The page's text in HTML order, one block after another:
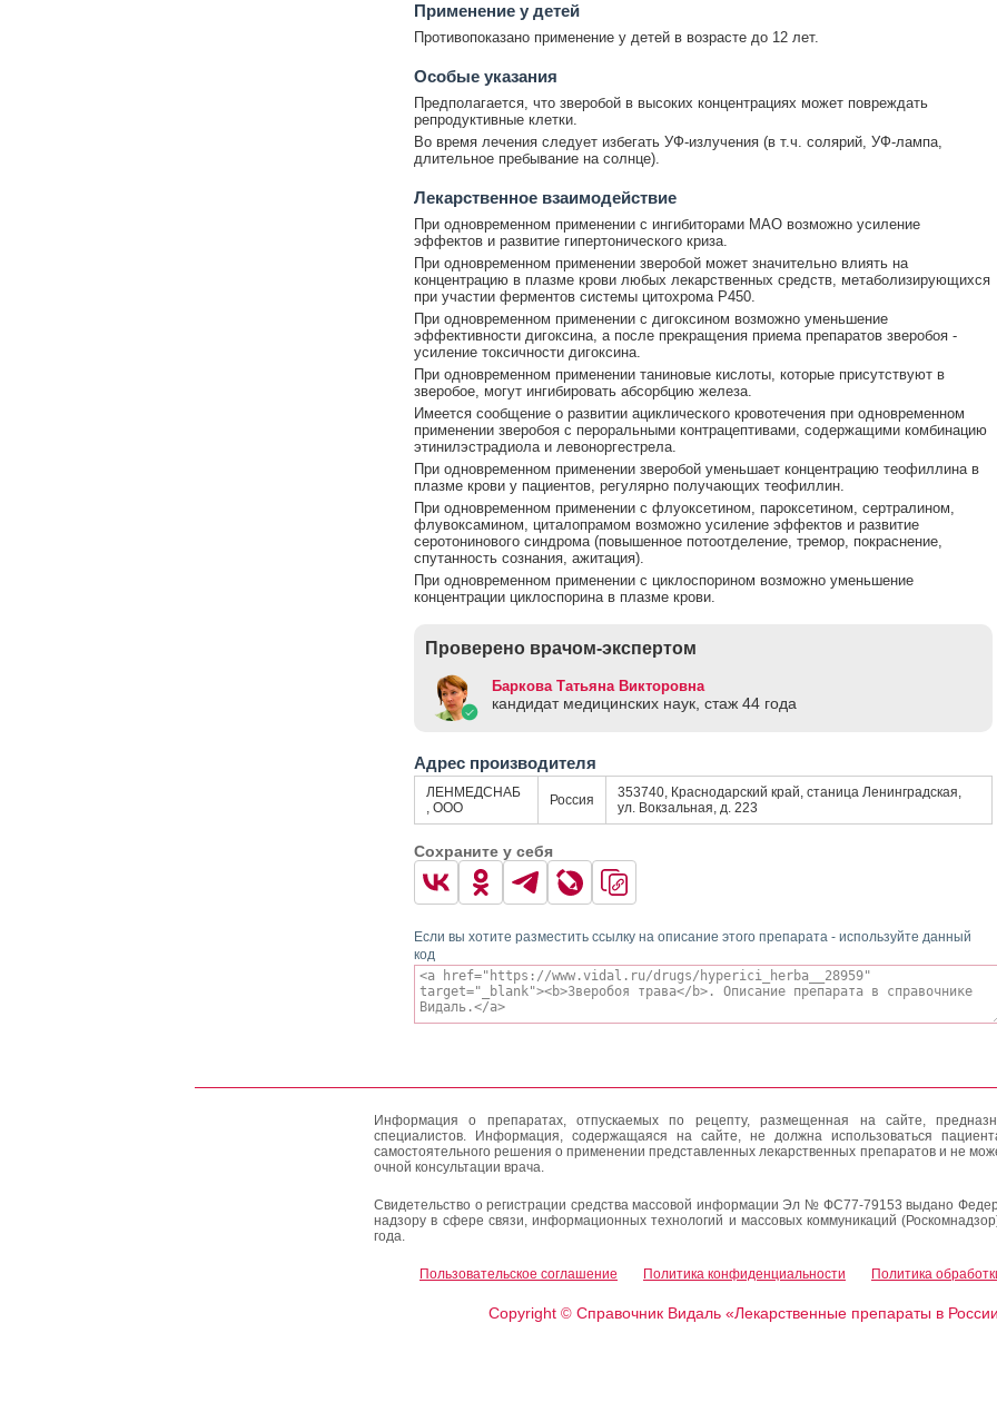
Применение у детей
Противопоказано применение у детей в возрасте до 12 лет.
Особые указания
Предполагается, что зверобой в высоких концентрациях может повреждать
репродуктивные клетки.
Во время лечения следует избегать УФ-излучения (в т.ч. солярий, УФ-лампа,
длительное пребывание на солнце).
Лекарственное взаимодействие
При одновременном применении с ингибиторами МАО возможно усиление
эффектов и развитие гипертонического криза.
При одновременном применении зверобой может значительно влиять на
концентрацию в плазме крови любых лекарственных средств, метаболизирующихся
при участии ферментов системы цитохрома P450.
При одновременном применении с дигоксином возможно уменьшение
эффективности дигоксина, а после прекращения приема препаратов зверобоя -
усиление токсичности дигоксина.
При одновременном применении таниновые кислоты, которые присутствуют в
зверобое, могут ингибировать абсорбцию железа.
Имеется сообщение о развитии ациклического кровотечения при одновременном
применении зверобоя с пероральными контрацептивами, содержащими комбинацию
этинилэстрадиола и левоноргестрела.
При одновременном применении зверобой уменьшает концентрацию теофиллина в
плазме крови у пациентов, регулярно получающих теофиллин.
При одновременном применении с флуоксетином, пароксетином, сертралином,
флувоксамином, циталопрамом возможно усиление эффектов и развитие
серотонинового синдрома (повышенное потоотделение, тремор, покраснение,
спутанность сознания, ажитация).
При одновременном применении с циклоспорином возможно уменьшение
концентрации циклоспорина в плазме крови.
Проверено врачом-экспертом
Баркова Татьяна Викторовна
кандидат медицинских наук, стаж 44 годa
Адрес производителя
ЛЕНМЕДСНАБ
, ООО
Россия
353740, Краснодарский край, станица Ленинградская,
ул. Вокзальная, д. 223
Сохраните у себя
Если вы хотите разместить ссылку на описание этого препарата - используйте данный
код
Информация о препаратах, отпускаемых по рецепту, размещенная на сайте,
специалистов. Информация, содержащаяся на сайте, не должна использоваться
самостоятельного решения о применении представленных лекарственных препаратов и не
очной консультации врача.
Свидетельство о регистрации средства массовой информации Эл № ФС77-79153 выдано
надзору в сфере связи, информационных технологий и массовых коммуникаций
года.
Пользовательское соглашение Политика конфиденциальности Политика
Copyright ©Справочник Видаль «Лекарственные препараты в